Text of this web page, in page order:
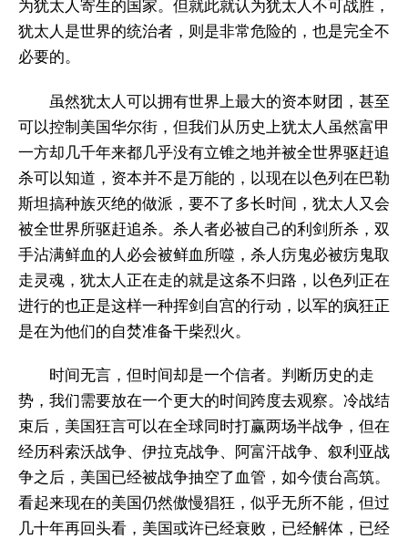
为犹太人寄生的国家。但就此就认为犹太人不可战胜，
犹太人是世界的统治者，则是非常危险的，也是完全不
必要的。
虽然犹太人可以拥有世界上最大的资本财团，甚至
可以控制美国华尔街，但我们从历史上犹太人虽然富甲
一方却几千年来都几乎没有立锥之地并被全世界驱赶追
杀可以知道，资本并不是万能的，以现在以色列在巴勒
斯坦搞种族灭绝的做派，要不了多长时间，犹太人又会
被全世界所驱赶追杀。杀人者必被自己的利剑所杀，双
手沾满鲜血的人必会被鲜血所噬，杀人疠鬼必被疠鬼取
走灵魂，犹太人正在走的就是这条不归路，以色列正在
进行的也正是这样一种挥剑自宫的行动，以军的疯狂正
是在为他们的自焚准备干柴烈火。
时间无言，但时间却是一个信者。判断历史的走
势，我们需要放在一个更大的时间跨度去观察。冷战结
束后，美国狂言可以在全球同时打赢两场半战争，但在
经历科索沃战争、伊拉克战争、阿富汗战争、叙利亚战
争之后，美国已经被战争抽空了血管，如今债台高筑。
看起来现在的美国仍然傲慢猖狂，似乎无所不能，但过
几十年再回头看，美国或许已经衰败，已经解体，已经